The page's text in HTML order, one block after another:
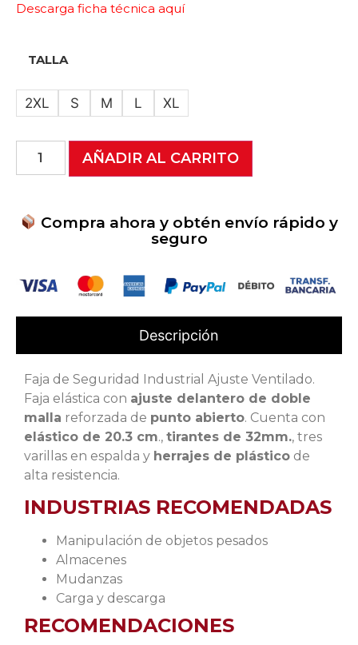
Descarga ficha técnica aquí
TALLA
2XL S M L XL
AÑADIR AL CARRITO
Compra ahora y obtén envío rápido y
seguro
Descripción
Faja de Seguridad Industrial Ajuste Ventilado.
Faja elástica con ajuste delantero de doble
malla reforzada de punto abierto. Cuenta con
elástico de 20.3 cm., tirantes de 32mm., tres
varillas en espalda y herrajes de plástico de
alta resistencia.
INDUSTRIAS RECOMENDADAS
Manipulación de objetos pesados
Almacenes
Mudanzas
Carga y descarga
RECOMENDACIONES